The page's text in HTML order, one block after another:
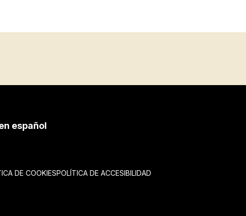
español
DE COOKIESPOLÍTICA DE ACCESIBILIDAD